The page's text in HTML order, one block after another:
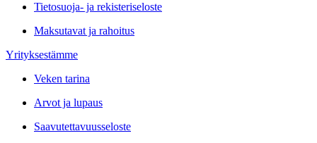
Tietosuoja- ja rekisteriseloste
Maksutavat ja rahoitus
Yrityksestämme
Veken tarina
Arvot ja lupaus
Saavutettavuusseloste